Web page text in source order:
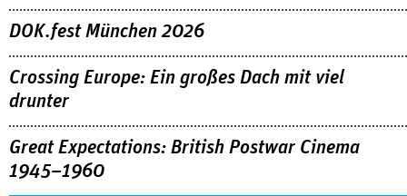
DOK.fest München 2026
Crossing Europe: Ein großes Dach mit viel
drunter
Great Expectations: British Postwar Cinema
1945–1960